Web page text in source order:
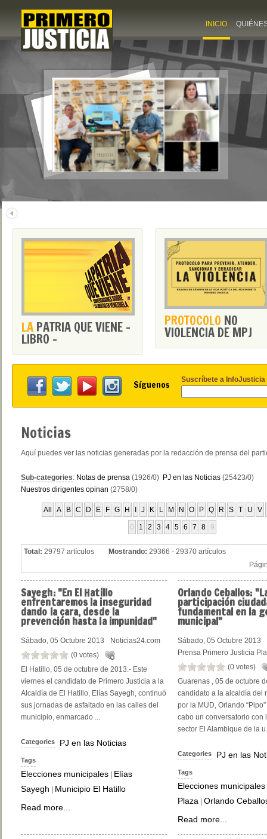
INICIO
LA PATRIA QUE VIENE -
LIBRO -
PROTOCOLO NO
VIOLENCIA DE MPJ
Síguenos Suscríbete a InfoJusticia
Noticias
Aquí puedes ver las noticias generadas por la redacción de prensa del
Sub-categories: Notas de prensa (1926/0) PJ en las Noticias (25423/0)
Nuestros dirigentes opinan (2758/0)
All A B C D E F G H J K L M N O P Q R S T U V
0 1 2 3 4 5 6 7 8 9
Total: 29797 artículos Mostrando: 29366 - 29370 artículos
Sayegh:"En El Hatillo
enfrentaremos la inseguridad
dando la cara, desde la
prevención hasta la impunidad"
Sábado, 05 Octubre 2013
Noticias24.com
(0 votes)
El Hatillo, 05 de octubre de 2013.- Este
viernes el candidato de Primero Justicia a la
Alcaldía de El Hatillo, Elías Sayegh, continuó
sus jornadas de asfaltado en las calles del
municipio, enmarcado ...
Categories PJ en las Noticias
Tags
Elecciones municipales
Elías
Sayegh
Municipio El Hatillo
Read more...
OrlandoCeballos:
participación
fundamental en la
municipal"
Sábado, 05 Octubre 2013
Prensa Primero Justicia
(0 votes)
Guarenas , 05 de octubre
candidato a la alcaldía del
por la MUD, Orlando
cabo un conversatorio con
sector El Alambique de la
Categories PJ en las
Tags
Elecciones municipales
Plaza |Orlando
Read more...